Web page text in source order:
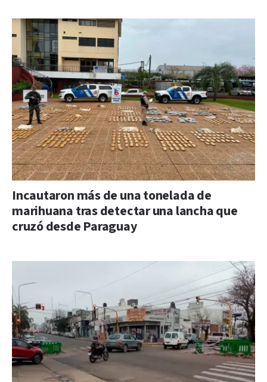
Incautaron más de una tonelada de
marihuana tras detectar una lancha que
cruzó desde Paraguay